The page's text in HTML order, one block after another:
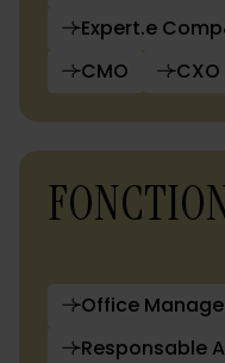
Expert.e
CMO
CXO
Office
Responsable